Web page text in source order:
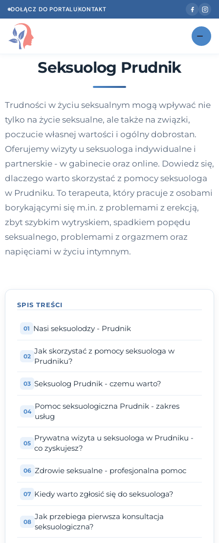
DOŁĄCZ DO PORTALUKONTAKT
Znajdź swojego specjalistęNOWOŚĆ
Według specjalizacji
Diagnozy psychologiczne
Testy psychologiczne
Dawka wiedzy
Dla specjalistów
Kontakt
Seksuolog Prudnik
Trudności w życiu seksualnym mogą wpływać nie
tylko na życie seksualne, ale także na związki,
poczucie własnej wartości i ogólny dobrostan.
Oferujemy wizyty u seksuologa indywidualne i
partnerskie - w gabinecie oraz online. Dowiedz się,
dlaczego warto skorzystać z pomocy seksuologa
w Prudniku. To terapeuta, który pracuje z osobami
borykającymi się m.in. z problemami z erekcją,
zbyt szybkim wytryskiem, spadkiem popędu
seksualnego, problemami z orgazmem oraz
napięciami w życiu intymnym.
SPIS TREŚCI
Nasi seksuolodzy - Prudnik
Jak skorzystać z pomocy seksuologa w
Prudniku?
Seksuolog Prudnik - czemu warto?
Pomoc seksuologiczna Prudnik - zakres
usług
Prywatna wizyta u seksuologa w Prudniku -
co zyskujesz?
Zdrowie seksualne - profesjonalna pomoc
Kiedy warto zgłosić się do seksuologa?
Jak przebiega pierwsza konsultacja
seksuologiczna?